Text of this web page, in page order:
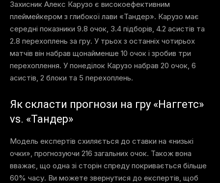
Захисник Алекс Карузо є високоефективним
плеймейкером з глибокої лави «Тандер». Карузо має
середні показники 9.8 очок, 3.4 підборів, 4.2 асистів та
2.8 перехоплень за гру. У трьох з останніх чотирьох
матчів він набрав щонайменше 10 очок і зробив три
перехоплення. У понеділок Карузо набрав 20 очок, 6
асистів, 2 блоки та 5 перехоплень.
Як скласти прогнози на гру «Наггетс»
vs. «Тандер»
Модель експертів схиляється до ставки на «низькі
очки», прогнозуючи 216 загальних очок. Також вона
вважає, що одна зі сторін спреду покривається більше
60% часу. Ви можете звернутися до експертів, щоб